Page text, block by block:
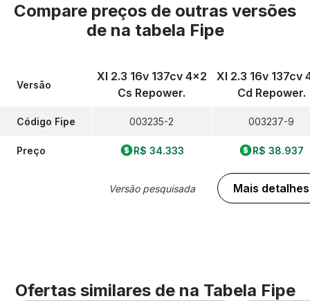
Compare preços de outras versões
de na tabela Fipe
Versão
Código Fipe
Preço
Xl 2.3 16v 137cv 4x2
Cs Repower.
003235-2
R$ 34.333
Versão pesquisada
Xl 2.3 16v 137cv
Cd Repower.
003237-9
R$ 38.937
Mais detalhes
Ofertas similares de na Tabela Fipe